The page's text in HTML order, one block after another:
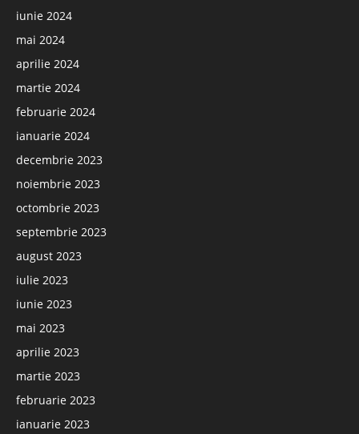
iunie 2024
mai 2024
aprilie 2024
martie 2024
februarie 2024
ianuarie 2024
decembrie 2023
noiembrie 2023
octombrie 2023
septembrie 2023
august 2023
iulie 2023
iunie 2023
mai 2023
aprilie 2023
martie 2023
februarie 2023
ianuarie 2023